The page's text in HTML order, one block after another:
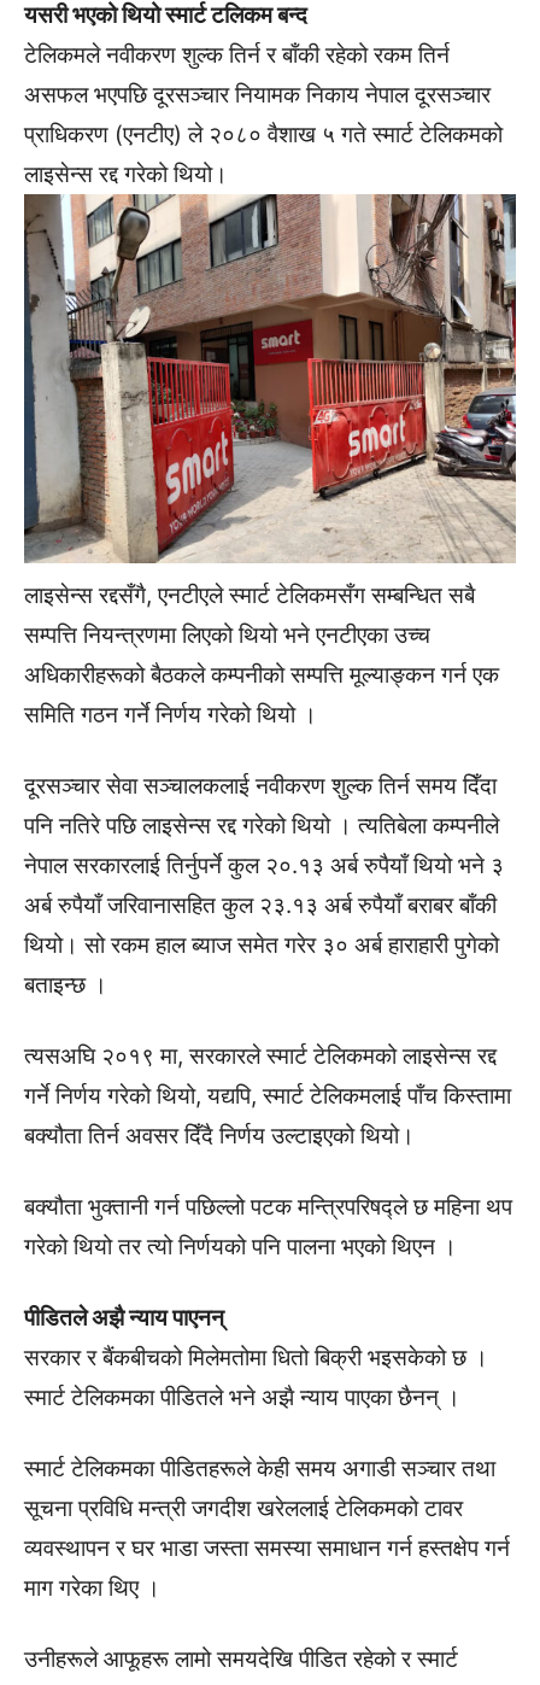
यसरी भएको थियो स्मार्ट टलिकम बन्द
टेलिकमले नवीकरण शुल्क तिर्न र बाँकी रहेको रकम तिर्न
असफल भएपछि दूरसञ्चार नियामक निकाय नेपाल दूरसञ्चार
प्राधिकरण (एनटीए) ले २०८० वैशाख ५ गते स्मार्ट टेलिकमको
लाइसेन्स रद्द गरेको थियो।
लाइसेन्स रद्दसँगै, एनटीएले स्मार्ट टेलिकमसँग सम्बन्धित सबै
सम्पत्ति नियन्त्रणमा लिएको थियो भने एनटीएका उच्च
अधिकारीहरूको बैठकले कम्पनीको सम्पत्ति मूल्याङ्कन गर्न एक
समिति गठन गर्ने निर्णय गरेको थियो ।
दूरसञ्चार सेवा सञ्चालकलाई नवीकरण शुल्क तिर्न समय दिँदा
पनि नतिरे पछि लाइसेन्स रद्द गरेको थियो । त्यतिबेला कम्पनीले
नेपाल सरकारलाई तिर्नुपर्ने कुल २०.१३ अर्ब रुपैयाँ थियो भने ३
अर्ब रुपैयाँ जरिवानासहित कुल २३.१३ अर्ब रुपैयाँ बराबर बाँकी
थियो। सो रकम हाल ब्याज समेत गरेर ३० अर्ब हाराहारी पुगेको
बताइन्छ ।
त्यसअघि २०१९ मा, सरकारले स्मार्ट टेलिकमको लाइसेन्स रद्द
गर्ने निर्णय गरेको थियो, यद्यपि, स्मार्ट टेलिकमलाई पाँच किस्तामा
बक्यौता तिर्न अवसर दिँदै निर्णय उल्टाइएको थियो।
बक्यौता भुक्तानी गर्न पछिल्लो पटक मन्त्रिपरिषद्ले छ महिना थप
गरेको थियो तर त्यो निर्णयको पनि पालना भएको थिएन ।
पीडितले अझै न्याय पाएनन्
सरकार र बैंकबीचको मिलेमतोमा धितो बिक्री भइसकेको छ ।
स्मार्ट टेलिकमका पीडितले भने अझै न्याय पाएका छैनन् ।
स्मार्ट टेलिकमका पीडितहरूले केही समय अगाडी सञ्चार तथा
सूचना प्रविधि मन्त्री जगदीश खरेललाई टेलिकमको टावर
व्यवस्थापन र घर भाडा जस्ता समस्या समाधान गर्न हस्तक्षेप गर्न
माग गरेका थिए ।
उनीहरूले आफूहरू लामो समयदेखि पीडित रहेको र स्मार्ट